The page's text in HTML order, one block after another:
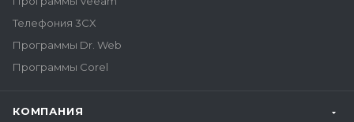
Телефония 3CX
Программы Dr. Web
Программы Corel
КОМПАНИЯ